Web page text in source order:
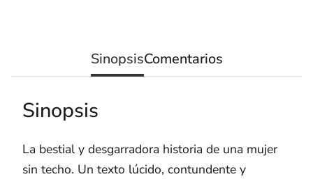
SinopsisComentarios
Sinopsis
La bestial y desgarradora historia de una mujer
sin techo. Un texto lúcido, contundente y